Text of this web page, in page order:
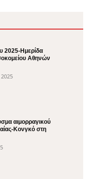
2025-Ημερίδα
Αθηνών
αιμορραγικού
Κονγκό στη